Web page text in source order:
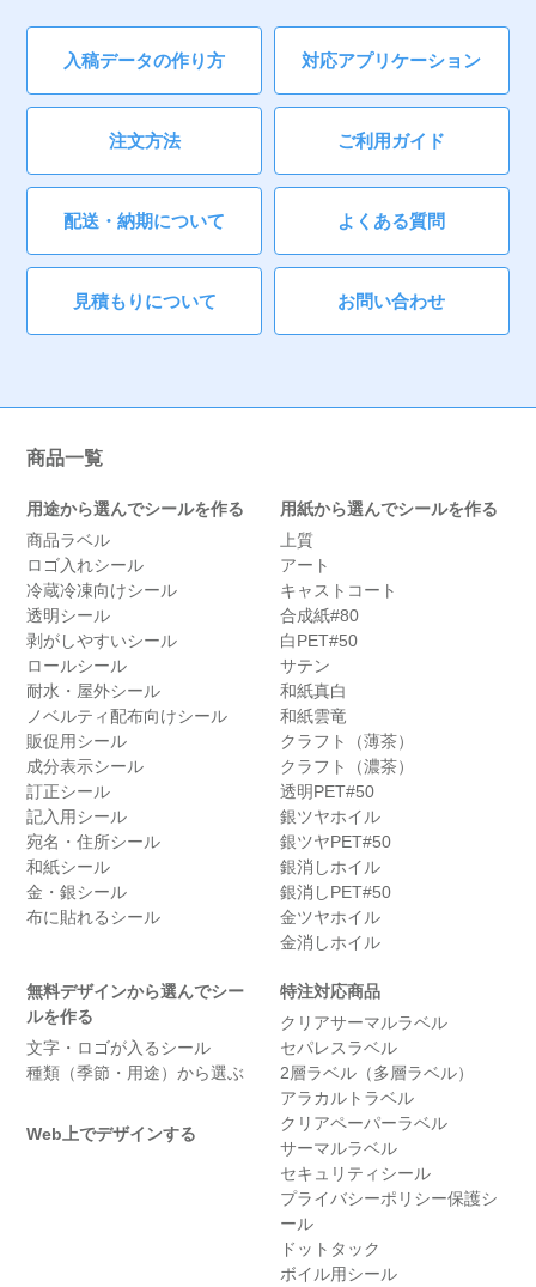
入稿データの作り方 対応アプリケーション
注文方法 ご利用ガイド
配送・納期について よくある質問
見積もりについて お問い合わせ
商品一覧
用途から選んでシールを作る
商品ラベル
ロゴ入れシール
冷蔵冷凍向けシール
透明シール
剥がしやすいシール
ロールシール
耐水・屋外シール
ノベルティ配布向けシール
販促用シール
成分表示シール
訂正シール
記入用シール
宛名・住所シール
和紙シール
金・銀シール
布に貼れるシール
用紙から選んでシールを作る
上質
アート
キャストコート
合成紙#80
白PET#50
サテン
和紙真白
和紙雲竜
クラフト（薄茶）
クラフト（濃茶）
透明PET#50
銀ツヤホイル
銀ツヤPET#50
銀消しホイル
銀消しPET#50
金ツヤホイル
金消しホイル
無料デザインから選んでシー
ルを作る
文字・ロゴが入るシール
種類（季節・用途）から選ぶ
Web上でデザインする
特注対応商品
クリアサーマルラベル
セパレスラベル
2層ラベル（多層ラベル）
アラカルトラベル
クリアペーパーラベル
サーマルラベル
セキュリティシール
プライバシーポリシー保護シ
ール
ドットタック
ボイル用シール